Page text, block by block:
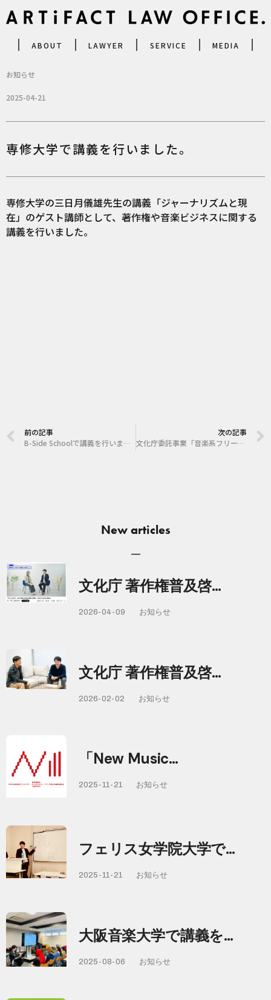
ABOUT LAWYER SERVICE MEDIA
お知らせ
2025-04-21
専修大学で講義を行いました。
専修大学の三日月儀雄先生の講義「ジャーナリズムと現
在」のゲスト講師として、著作権や音楽ビジネスに関する
講義を行いました。
前の記事
B-Side Schoolで講義を行いました。
次の記事
文化庁委託事業「音楽系フリーランスのための契約ガイド」の教材作成及び講義を行いました。
New articles
文化庁 著作権普及啓…
2026-04-09 お知らせ
文化庁 著作権普及啓…
2026-02-02 お知らせ
「New Music…
2025-11-21 お知らせ
フェリス女学院大学で…
2025-11-21 お知らせ
大阪音楽大学で講義を…
2025-08-06 お知らせ